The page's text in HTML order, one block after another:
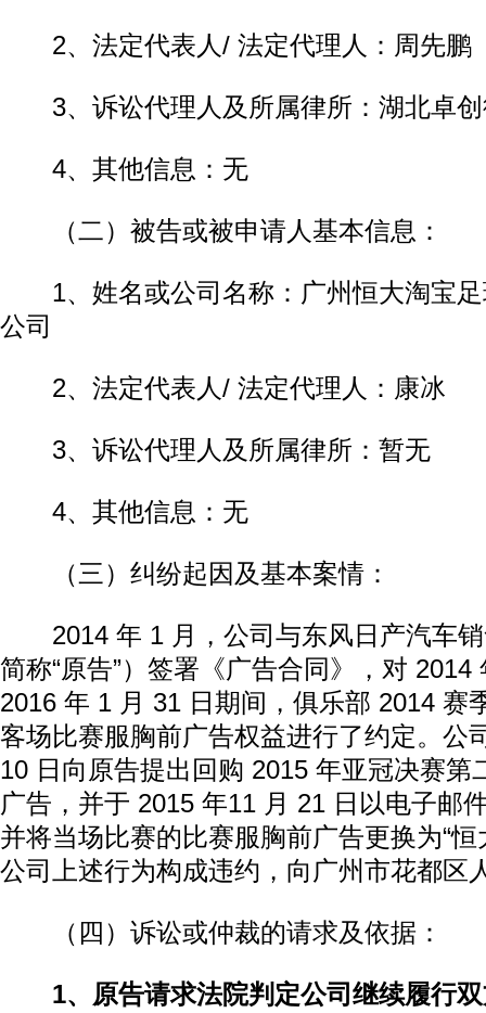
2、法定代表人/ 法定代理人：周先鹏
3、诉讼代理人及所属律所：湖北卓创
4、其他信息：无
（二）被告或被申请人基本信息：
1、姓名或公司名称：广州恒大淘宝足
公司
2、法定代表人/ 法定代理人：康冰
3、诉讼代理人及所属律所：暂无
4、其他信息：无
（三）纠纷起因及基本案情：
2014 年 1 月，公司与东风日产汽车销
简称“原告”）签署《广告合同》，对 2014
2016 年 1 月 31 日期间，俱乐部 2014 赛
客场比赛服胸前广告权益进行了约定。公
10 日向原告提出回购 2015 年亚冠决赛第
广告，并于 2015 年11 月 21 日以电子邮
并将当场比赛的比赛服胸前广告更换为“恒
公司上述行为构成违约，向广州市花都区
（四）诉讼或仲裁的请求及依据：
1、原告请求法院判定公司继续履行